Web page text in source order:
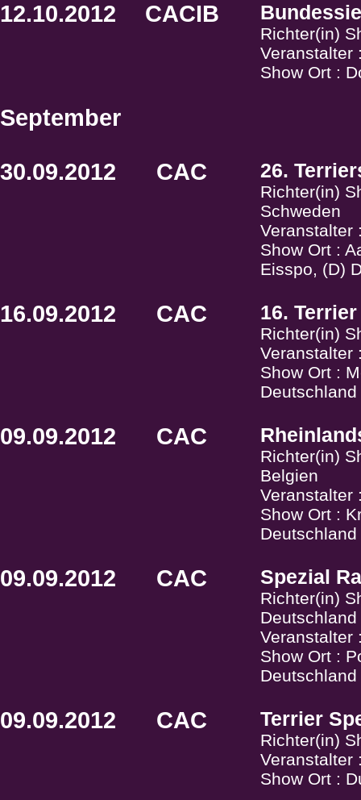
12.10.2012 CACIB
Richter(in)
Veranstalter
Show Ort :
September
30.09.2012 CAC 26.
Richter(in)
Schweden
Veranstalter
Show Ort :
Eisspo, (D)
16.09.2012 CAC 16.
Richter(in)
Veranstalter
Show Ort :
Deutschland
09.09.2012 CAC
Richter(in)
Belgien
Veranstalter
Show Ort :
Deutschland
09.09.2012 CAC Spezial
Richter(in)
Deutschland
Veranstalter
Show Ort :
Deutschland
09.09.2012 CAC Terrier
Richter(in)
Veranstalter
Show Ort :